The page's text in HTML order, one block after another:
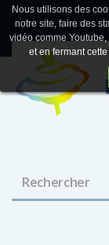
Nous utilisons des
notre site, faire des
vidéo comme
et en fermant